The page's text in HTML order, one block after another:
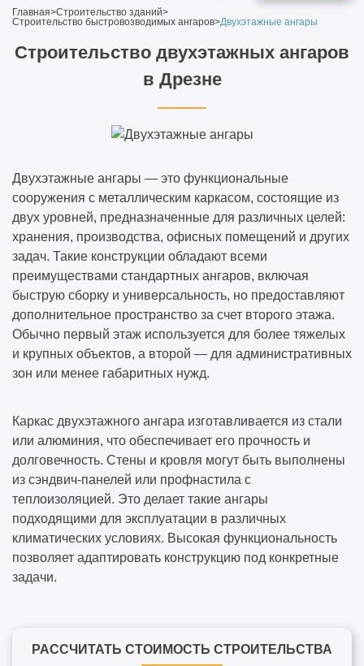
Главная>Строительство зданий>
Строительство быстровозводимых ангаров>Двухэтажные ангары
Строительство двухэтажных ангаров
в Дрезне
Двухэтажные ангары — это функциональные
сооружения с металлическим каркасом, состоящие из
двух уровней, предназначенные для различных целей:
хранения, производства, офисных помещений и других
задач. Такие конструкции обладают всеми
преимуществами стандартных ангаров, включая
быструю сборку и универсальность, но предоставляют
дополнительное пространство за счет второго этажа.
Обычно первый этаж используется для более тяжелых
и крупных объектов, а второй — для административных
зон или менее габаритных нужд.
Каркас двухэтажного ангара изготавливается из стали
или алюминия, что обеспечивает его прочность и
долговечность. Стены и кровля могут быть выполнены
из сэндвич-панелей или профнастила с
теплоизоляцией. Это делает такие ангары
подходящими для эксплуатации в различных
климатических условиях. Высокая функциональность
позволяет адаптировать конструкцию под конкретные
задачи.
РАССЧИТАТЬ СТОИМОСТЬ СТРОИТЕЛЬСТВА